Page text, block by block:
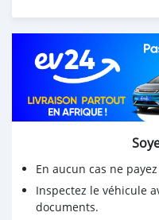
En aucun cas ne
Inspectez le véhicule
documents.